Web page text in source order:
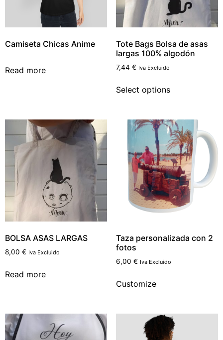
Camiseta Chicas Anime
Read more
Tote Bags Bolsa de asas
largas 100% algodón
7,44 € Iva Excluido
Select options
BOLSA ASAS LARGAS
8,00 € Iva Excluido
Read more
Taza personalizada con 2
fotos
6,00 € Iva Excluido
Customize